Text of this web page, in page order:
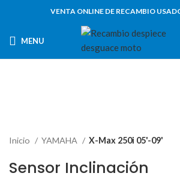
VENTA ONLINE DE RECAMBIO
MENU
Inicio YAMAHA X-Max 250i 05'-09'
Sensor Inclinación